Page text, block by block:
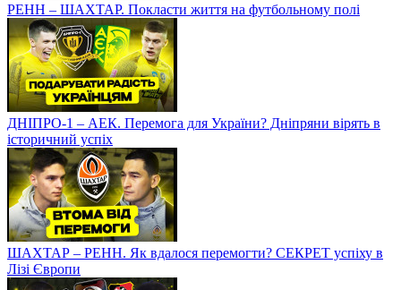
РЕНН – ШАХТАР. Покласти життя на футбольному полі
ДНІПРО-1 – АЕК. Перемога для України? Дніпряни вірять в
історичний успіх
ШАХТАР – РЕНН. Як вдалося перемогти? СЕКРЕТ успіху в
Лізі Європи